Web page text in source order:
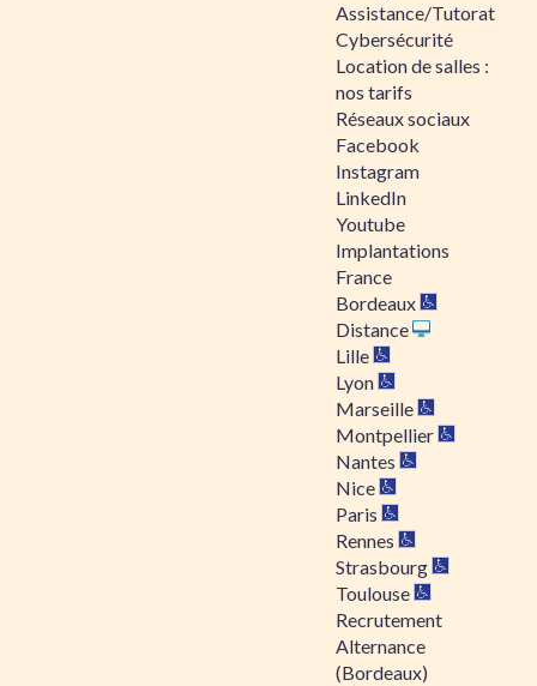
Assistance/Tutorat
Cybersécurité
Location de salles :
nos tarifs
Réseaux sociaux
Facebook
Instagram
LinkedIn
Youtube
Implantations
France
Bordeaux
Distance
Lille
Lyon
Marseille
Montpellier
Nantes
Nice
Paris
Rennes
Strasbourg
Toulouse
Recrutement
Alternance
(Bordeaux)